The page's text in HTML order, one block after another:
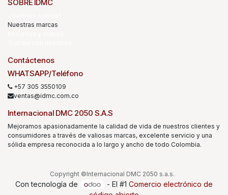
SOBRE IDMC
Nuestras marcas
Contáctenos
WHATSAPP/Teléfono
+57 305 3550109
ventas@idmc.com.co
Internacional DMC 2050 S.A.S
Mejoramos apasionadamente la calidad de vida de nuestros clientes y
consumidores a través de valiosas marcas, excelente servicio y una
sólida empresa reconocida a lo largo y ancho de todo Colombia.
Copyright ©Internacional DMC 2050 s.a.s.
Con tecnología de - El #1 Comercio electrónico de